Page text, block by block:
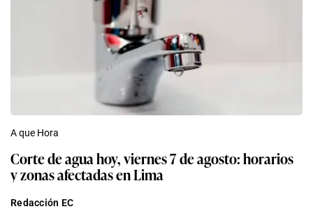
A que Hora
Corte de agua hoy, viernes 7 de agosto: horarios
y zonas afectadas en Lima
Redacción EC